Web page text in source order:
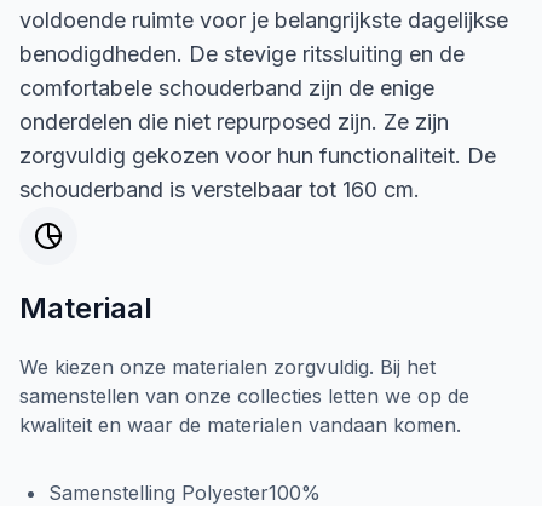
voldoende ruimte voor je belangrijkste dagelijkse
benodigdheden. De stevige ritssluiting en de
comfortabele schouderband zijn de enige
onderdelen die niet repurposed zijn. Ze zijn
zorgvuldig gekozen voor hun functionaliteit. De
schouderband is verstelbaar tot 160 cm.
Materiaal
We kiezen onze materialen zorgvuldig. Bij het
samenstellen van onze collecties letten we op de
kwaliteit en waar de materialen vandaan komen.
Samenstelling Polyester100%